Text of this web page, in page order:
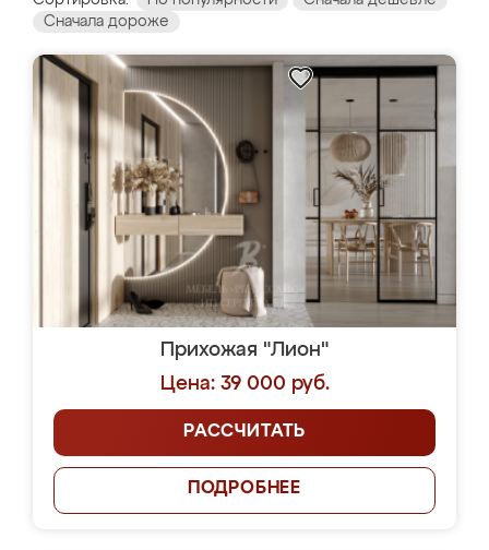
Сначала дороже
Прихожая "Лион"
Цена: 39 000 руб.
РАССЧИТАТЬ
ПОДРОБНЕЕ